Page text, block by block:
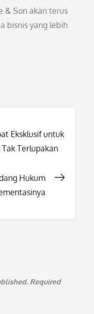
& Son akan terus
bisnis yang lebih
Eksklusif untuk
Terlupakan
Hukum
Required